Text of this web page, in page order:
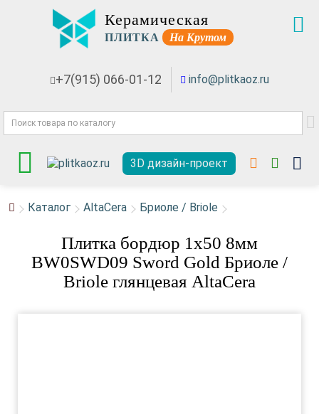
Керамическая
ПЛИТКА На Крутом
+7(915) 066-01-12 info@plitkaoz.ru
3D дизайн-проект
Каталог AltaCera Бриоле / Briole
Плитка бордюр 1x50 8мм
BW0SWD09 Sword Gold Бриоле /
Briole глянцевая AltaCera